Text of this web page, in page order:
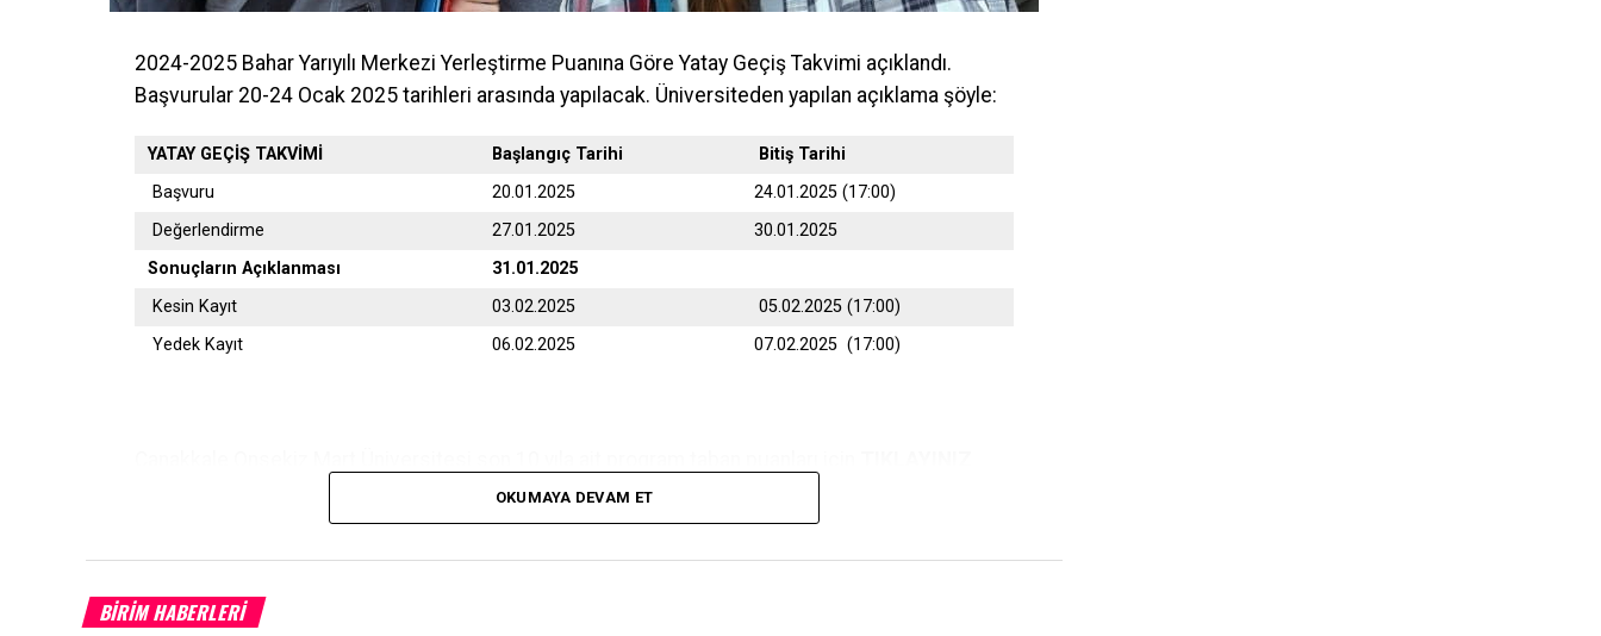
2024-2025 Bahar Yarıyılı Merkezi Yerleştirme Puanına Göre Yatay Geçiş Takvimi açıklandı.
Başvurular 20-24 Ocak 2025 tarihleri arasında yapılacak. Üniversiteden yapılan açıklama şöyle:
YATAY GEÇİŞ TAKVİMİ Başlangıç Tarihi
Bitiş Tarihi
Başvuru
20.01.2025
24.01.2025 (17:00)
Değerlendirme
27.01.2025
30.01.2025
Sonuçların Açıklanması
31.01.2025
Kesin Kayıt
03.02.2025
05.02.2025 (17:00)
Yedek Kayıt
06.02.2025 07.02.2025 (17:00)
olarak yapılacaktır.
OKUMAYA DEVAM ET
BİRİM HABERLERİ